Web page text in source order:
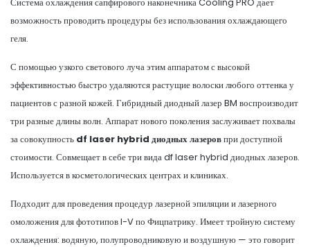
возможность проводить процедуры без использования охлаждающего
геля.
С помощью узкого светового луча этим аппаратом с высокой
эффективностью быстро удаляются растущие волоски любого оттенка у
пациентов с разной кожей. Гибридный диодный лазер BM воспроизводит
три разные длины волн. Аппарат нового поколения заслуживает похвалы
за совокупность df laser hybrid диодных лазеровпри доступной
стоимости. Совмещает в себе три вида df laser hybrid диодных лазеров.
Используется в косметологических центрах и клиниках.
Подходит для проведения процедур лазерной эпиляции и лазерного
омоложения для фототипов I-V по Фицпатрику. Имеет тройную систему
охлаждения: водяную, полупроводниковую и воздушную — это говорит